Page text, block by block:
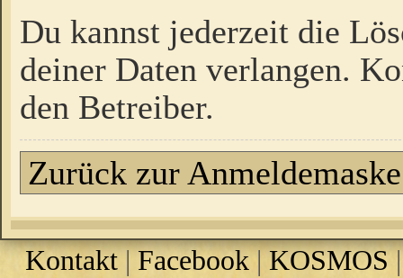
Du kannst jederzeit die
deiner Daten verlangen.
den Betreiber.
Zurück zur Anmeldemaske
Kontakt | Facebook| KOSMOS